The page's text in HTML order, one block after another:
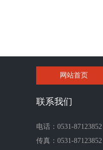
网站首页
联系我们
电话：0531-87123852
传真：0531-87123852